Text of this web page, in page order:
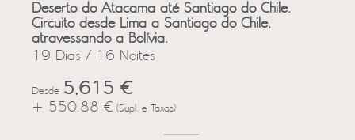
Deserto do Atacama até Santiago do Chile.
Circuito desde Lima a Santiago do Chile,
atravessando a Bolívia.
19 Dias / 16 Noites
Desde 5,615 €
+ 550.88 € (Supl. e Taxas)